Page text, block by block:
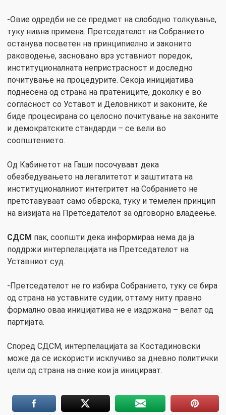
-Овие одредби не се предмет на слободно толкување,
туку нивна примена. Претседателот на Собранието
останува посветен на принципиелно и законито
раководење, засновано врз уставниот поредок,
институционалната непристрасност и доследно
почитување на процедурите. Секоја иницијатива
поднесена од страна на пратениците, доколку е во
согласност со Уставот и Деловникот и законите, ќе
биде процесирана со целосно почитување на законите
и демократските стандарди – се вели во
соопштението.
Од Кабинетот на Гаши посочуваат дека
обезбедувањето на легалитетот и заштитата на
институционалниот интегритет на Собранието не
претставуваат само обврска, туку и темелен принцип
на визијата на Претседателот за одговорно владеење.
СДСМ пак, соопшти дека информираа нема да ја
поддржи интерпелацијата на Претседателот на
Уставниот суд.
-Претседателот не го избира Собранието, туку се бира
од страна на уставните судии, оттаму ниту правно
формално оваа иницијатива не е издржана – велат од
партијата.
Според СДСМ, интерпелацијата за Костадиновски
може да се искористи исклучиво за дневно политички
цели од страна на оние кои ја иницираат.